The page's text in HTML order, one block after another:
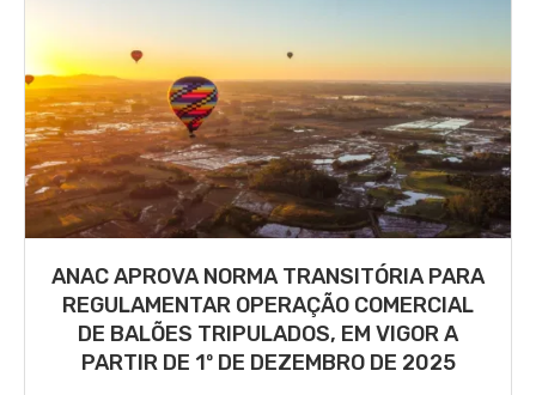
ANAC APROVA NORMA TRANSITÓRIA PARA
REGULAMENTAR OPERAÇÃO COMERCIAL
DE BALÕES TRIPULADOS, EM VIGOR A
PARTIR DE 1º DE DEZEMBRO DE 2025